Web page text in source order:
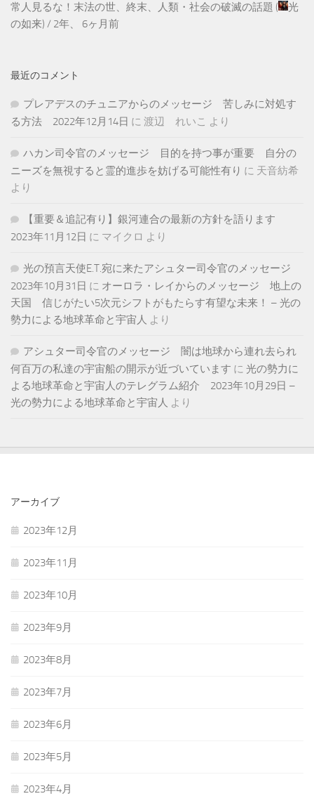
常人見るな！末法の世、終末、人類・社会の破滅の話題 (
光
の如来) / 2年、 6ヶ月前
最近のコメント
プレアデスのチュニアからのメッセージ 苦しみに対処す
る方法 2022年12月14日 に 渡辺 れいこ より
ハカン司令官のメッセージ 目的を持つ事が重要 自分の
ニーズを無視すると霊的進歩を妨げる可能性有り に 天音紡希
より
【重要＆追記有り】銀河連合の最新の方針を語ります
2023年11月12日 に マイクロ より
光の預言天使E.T.宛に来たアシュター司令官のメッセージ
2023年10月31日 に オーロラ・レイからのメッセージ 地上の
天国 信じがたい5次元シフトがもたらす有望な未来！ – 光の
勢力による地球革命と宇宙人 より
アシュター司令官のメッセージ 闇は地球から連れ去られ
何百万の私達の宇宙船の開示が近づいています に 光の勢力に
よる地球革命と宇宙人のテレグラム紹介 2023年10月29日 –
光の勢力による地球革命と宇宙人 より
アーカイブ
2023年12月
2023年11月
2023年10月
2023年9月
2023年8月
2023年7月
2023年6月
2023年5月
2023年4月